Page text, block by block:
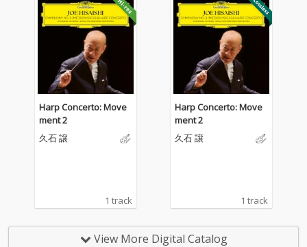
Harp Concerto: Move
ment 2
久石 譲
1 track
Harp Concerto: Move
ment 2
久石 譲
1 track
View More Digital Catalog